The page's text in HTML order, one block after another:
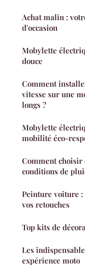
Achat malin :
d'occasion
Mobylette
douce
Comment
vitesse sur une
longs ?
Mobylette
mobilité éco-
Comment choisir
conditions de
Peinture voiture :
vos retouches
Top kits de
Les
expérience moto